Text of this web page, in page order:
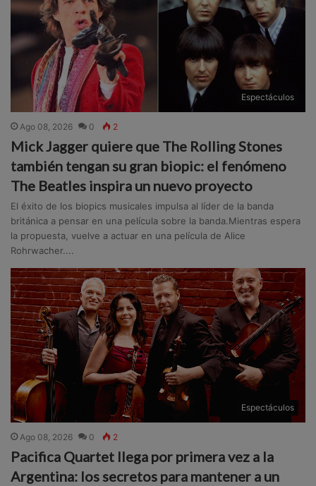
Espectáculos
Ago 08, 2026 0 2
Mick Jagger quiere que The Rolling Stones
también tengan su gran biopic: el fenómeno
The Beatles inspira un nuevo proyecto
El éxito de los biopics musicales impulsa al líder de la banda
británica a pensar en una película sobre la banda.Mientras espera
la propuesta, vuelve a actuar en una película de Alice
Rohrwacher....
Espectáculos
Ago 08, 2026 0 2
Pacifica Quartet llega por primera vez a la
Argentina: los secretos para mantener a un